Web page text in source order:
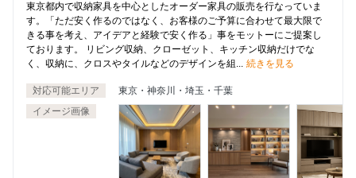
東京都内で収納家具を中心としたオーダー家具の販売を行なっていま
す。「ただ安く作るのではなく、お客様のご予算に合わせて最大限で
きる事を考え、アイデアと経験で安く作る」事をモットーにご提案し
ております。 リビング収納、クローゼット、キッチン収納だけでな
く、収納に、クロスやタイルなどのデザインを組... 続きを見る
対応可能エリア
東京・神奈川・埼玉・千葉
イメージ画像